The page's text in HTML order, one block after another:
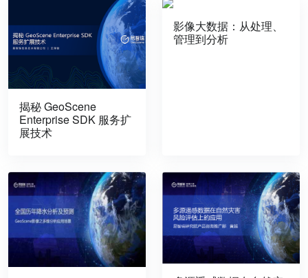
揭秘 GeoScene
Enterprise SDK 服务扩
展技术
影像大数据：从处理、
管理到分析